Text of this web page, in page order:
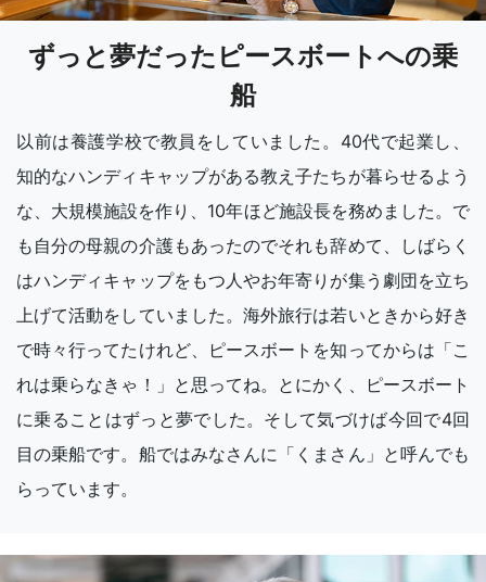
ずっと夢だったピースボートへの乗
船
以前は養護学校で教員をしていました。40代で起業し、
知的なハンディキャップがある教え子たちが暮らせるよう
な、大規模施設を作り、10年ほど施設長を務めました。で
も自分の母親の介護もあったのでそれも辞めて、しばらく
はハンディキャップをもつ人やお年寄りが集う劇団を立ち
上げて活動をしていました。海外旅行は若いときから好き
で時々行ってたけれど、ピースボートを知ってからは「こ
れは乗らなきゃ！」と思ってね。とにかく、ピースボート
に乗ることはずっと夢でした。そして気づけば今回で4回
目の乗船です。船ではみなさんに「くまさん」と呼んでも
らっています。